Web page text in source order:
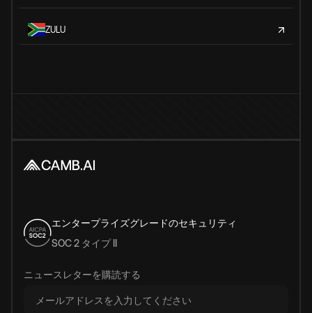
ZULU
エンタープライズグレードのセキュリティ
SOC 2 タイプ II
ニュースレターを購読する